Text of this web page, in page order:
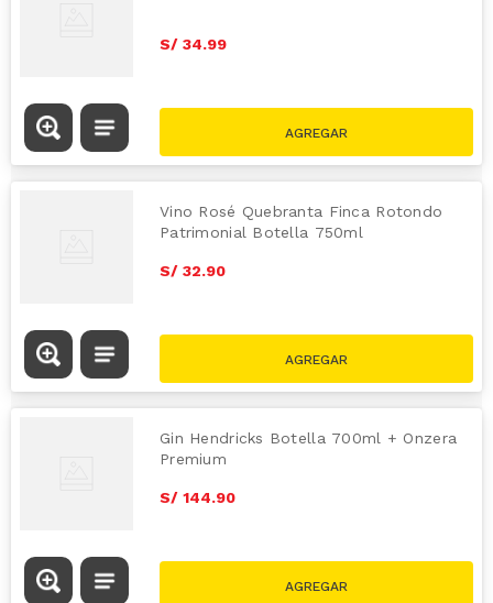
S/ 34.99
Vino Rosé Quebranta Finca Rotondo
Patrimonial Botella 750ml
S/ 32.90
Gin Hendricks Botella 700ml + Onzera
Premium
S/ 144.90